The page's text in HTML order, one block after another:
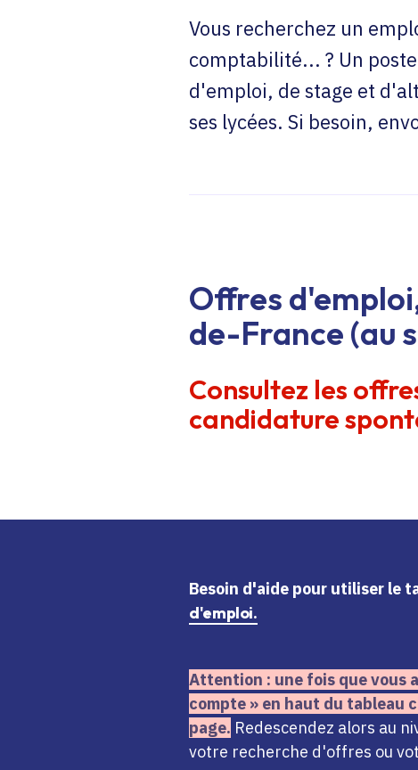
Vous recherchez un
comptabilité... ? Un
d'emploi, de stage et
ses lycées. Si besoin,
Offres
de-France (au
Consultez les
candidature
Besoin d'aide pour utiliser le
d'emploi.
Attention : une fois que vous
compte » en haut du tableau
page. Redescendez alors au
votre recherche d'offres ou